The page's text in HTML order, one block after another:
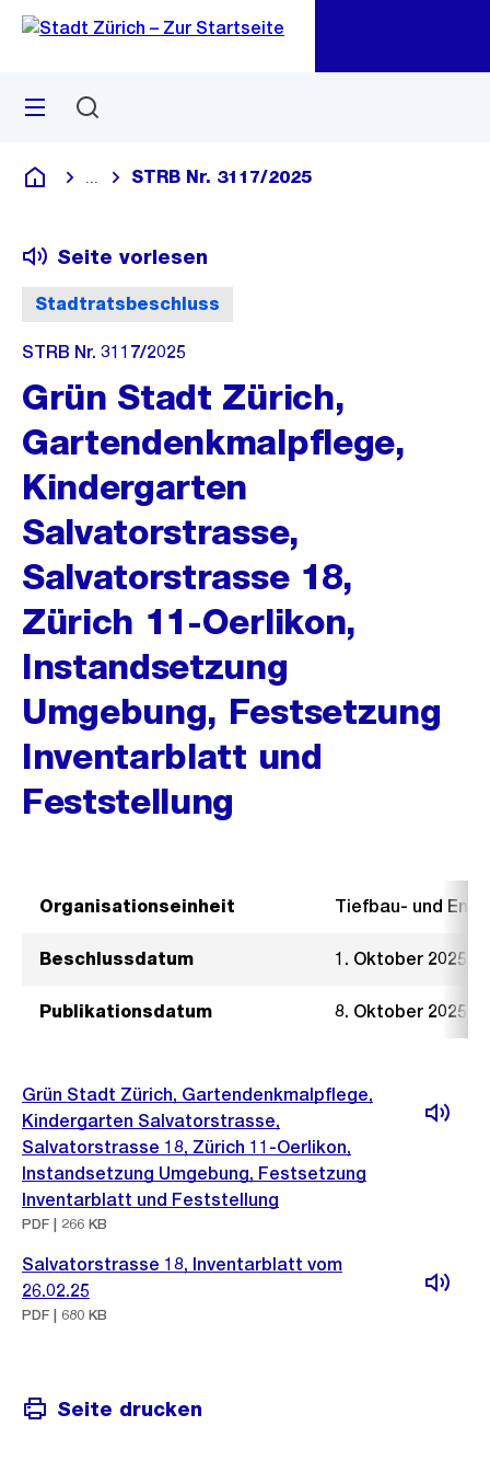
Navigation
Sprunglink
Menü
Deutsch
Blende alle Breadcrumbs ein
STRB Nr. 3117/2025
Stadtratsbeschluss
Seite vorlesen
STRB Nr. 3117/2025
Grün Stadt Zürich,
Gartendenkmalpflege,
Kindergarten
Salvatorstrasse,
Salvatorstrasse 18,
Zürich 11-Oerlikon,
Instandsetzung
Umgebung, Festsetzung
Inventarblatt und
Feststellung
Organisationseinheit Tiefbau- und
Beschlussdatum 1. Oktober 2025
Publikationsdatum 8. Oktober 2025
Grün Stadt Zürich, Gartendenkmalpflege,
Kindergarten Salvatorstrasse,
Salvatorstrasse 18, Zürich 11-Oerlikon,
Instandsetzung Umgebung, Festsetzung
Inventarblatt und Feststellung
PDF | 266 KB
Salvatorstrasse 18, Inventarblatt vom
26.02.25
PDF | 680 KB
Seite drucken